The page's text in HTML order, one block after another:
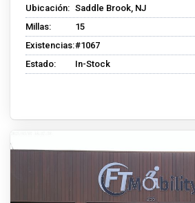
Ubicación: Saddle Brook, NJ
Millas:
15
Existencias:#1067
Estado:
In-Stock